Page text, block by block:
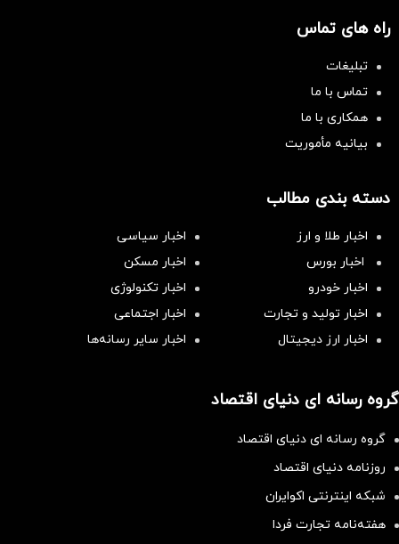
راه های تماس
تبلیغات
تماس با ما
همکاری با ما
بیانیه مأموریت
دسته بندی مطالب
اخبار طلا و ارز
اخبار سیاسی
اخبار بورس
اخبار مسکن
اخبار خودرو
اخبار تکنولوژی
اخبار تولید و تجارت
اخبار اجتماعی
اخبار ارز دیجیتال
اخبار سایر رسانه‌‌ها
گروه رسانه ای دنیای اقتصاد
گروه رسانه ای دنیای اقتصاد
روزنامه دنیای اقتصاد
شبکه اینترنتی اکوایران
هفته‌نامه تجارت فردا